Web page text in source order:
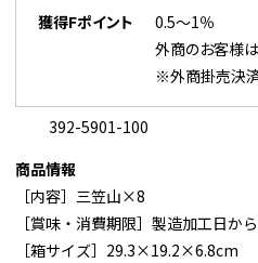
獲得Fポイント
0.5～1％
外商のお客様は
※外商掛売決
392-5901-100
商品情報
［内容］三笠山×8
［賞味・消費期限］製造加工日か
［箱サイズ］29.3×19.2×6.8cm